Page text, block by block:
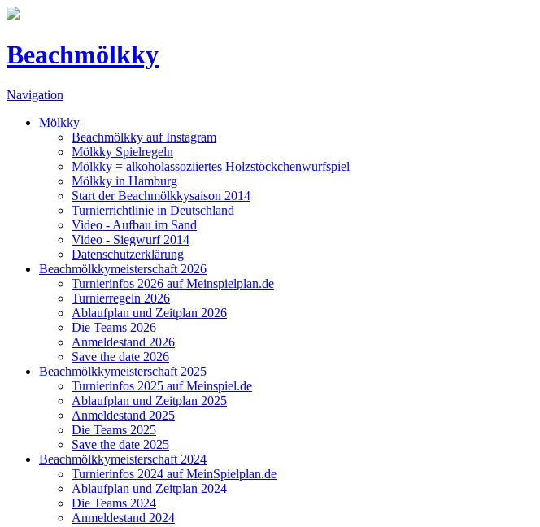
Beachmölkky
Navigation
Mölkky
Beachmölkky auf Instagram
Mölkky Spielregeln
Mölkky = alkoholassoziiertes Holzstöckchenwurfspiel
Mölkky in Hamburg
Start der Beachmölkkysaison 2014
Turnierrichtlinie in Deutschland
Video - Aufbau im Sand
Video - Siegwurf 2014
Datenschutzerklärung
Beachmölkkymeisterschaft 2026
Turnierinfos 2026 auf Meinspielplan.de
Turnierregeln 2026
Ablaufplan und Zeitplan 2026
Die Teams 2026
Anmeldestand 2026
Save the date 2026
Beachmölkkymeisterschaft 2025
Turnierinfos 2025 auf Meinspiel.de
Ablaufplan und Zeitplan 2025
Anmeldestand 2025
Die Teams 2025
Save the date 2025
Beachmölkkymeisterschaft 2024
Turnierinfos 2024 auf MeinSpielplan.de
Ablaufplan und Zeitplan 2024
Die Teams 2024
Anmeldestand 2024